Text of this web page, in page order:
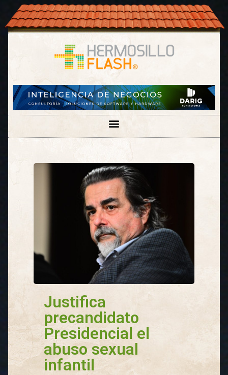
Justifica
precandidato
Presidencial el
abuso sexual
infantil